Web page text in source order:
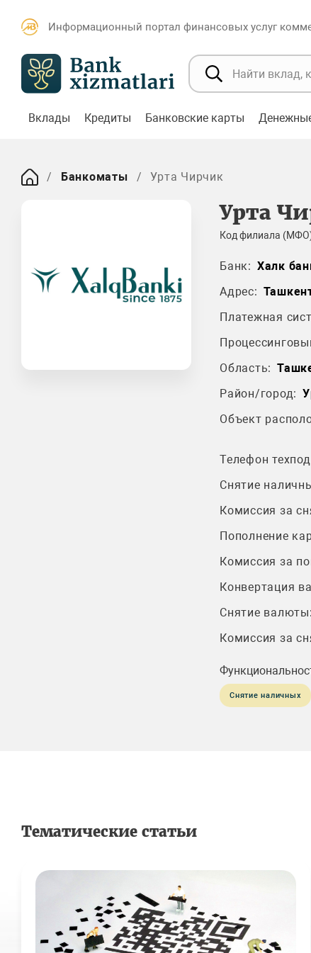
Информационный портал финансовых услуг
Вклады Кредиты Банковские карты
Банкоматы Урта Чирчик
Урта
Код филиала
Банк: Халк
Адрес:
Платежная
Область:
Район/город:
Объект
Телефон
Снятие
Комиссия за
Пополнение
Комиссия за
Конвертация
Снятие валюты:
Комиссия за
Снятие наличных
Тематические статьи